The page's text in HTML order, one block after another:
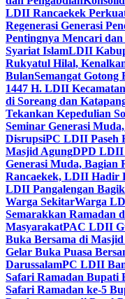
LDII Rancaekek
Regenerasi Generasi
Pentingnya Mencari dan
Syariat IslamLDII
Rukyatul Hilal,
BulanSemangat Gotong
1447 H. LDII
di Soreang dan
Tekankan Kepedulian
Seminar Generasi
DisrupsiPC LDII Paseh
Masjid AgungDPD LDII
Generasi Muda, Bagian
Rancaekek, LDII Hadir
LDII Pangalengan
Warga SekitarWarga
Semarakkan Ramadan
MasyarakatPAC LDII
Buka Bersama di
Gelar Buka Puasa
DarussalamPC LDII
Safari Ramadan Bupati
Safari Ramadan ke-5